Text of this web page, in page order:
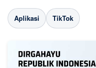
Aplikasi TikTok